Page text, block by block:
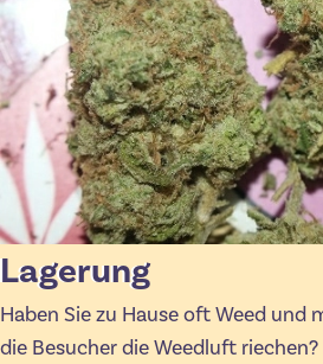
Lagerung
Haben Sie zu Hause oft Weed und
die Besucher die Weedluft